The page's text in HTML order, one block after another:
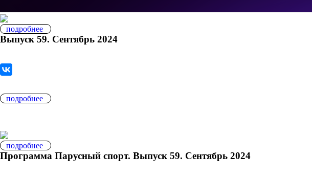
подробнее
Выпуск 59. Сентябрь 2024
подробнее
подробнее
Программа Парусный спорт. Выпуск 59. Сентябрь 2024